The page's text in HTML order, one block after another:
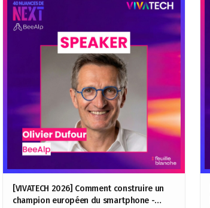
[VIVATECH 2026] Comment construire un
champion européen du smartphone -